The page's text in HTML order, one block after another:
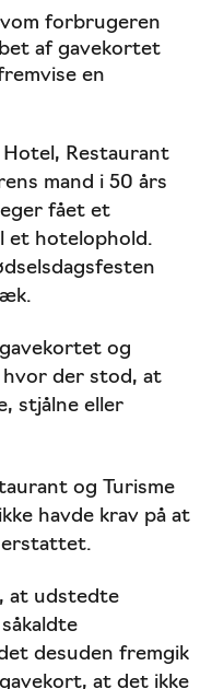
forbrugeren
af gavekortet
en
Restaurant
mand i 50 års
fået et
et hotelophold.
og
hvor der stod, at
stjålne eller
og Turisme
havde krav på at
erstattet.
at udstedte
desuden fremgik
at det ikke